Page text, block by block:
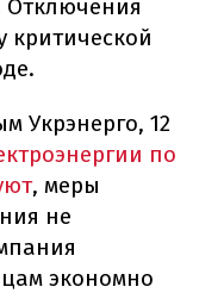
Отключения
критической
Укрэнерго, 12
по
, меры
не
экономно